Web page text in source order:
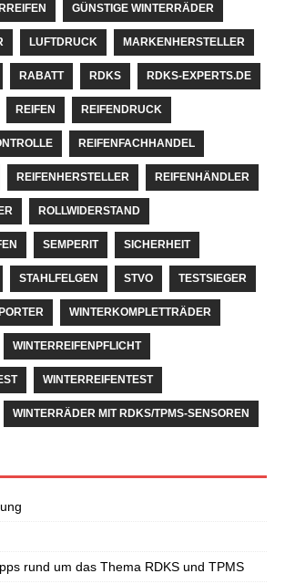
GÜNSTIGE WINTERRÄDER
LUFTDRUCK MARKENHERSTELLER
RABATT RDKS RDKS-EXPERTS.DE
REIFEN REIFENDRUCK
REIFENFACHHANDEL
REIFENHERSTELLER REIFENHÄNDLER
ROLLWIDERSTAND
SEMPERIT SICHERHEIT
STAHLFELGEN STVO TESTSIEGER
WINTERKOMPLETTRÄDER
WINTERREIFENPFLICHT
WINTERREIFENTEST
WINTERRÄDER MIT RDKS/TPMS-SENSOREN
rund um das Thema RDKS und TPMS